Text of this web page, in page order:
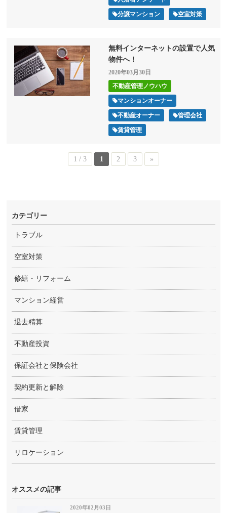
分譲マンション 空室対策
無料インターネットの設置で人気
物件へ！
2020年03月30日
不動産管理ノウハウ
マンションオーナー
不動産オーナー 管理会社
賃貸管理
1 / 3 1 2 3 »
カテゴリー
トラブル
空室対策
修繕・リフォーム
マンション経営
退去精算
不動産投資
保証会社と保険会社
契約更新と解除
借家
賃貸管理
リロケーション
オススメの記事
2020年02月03日